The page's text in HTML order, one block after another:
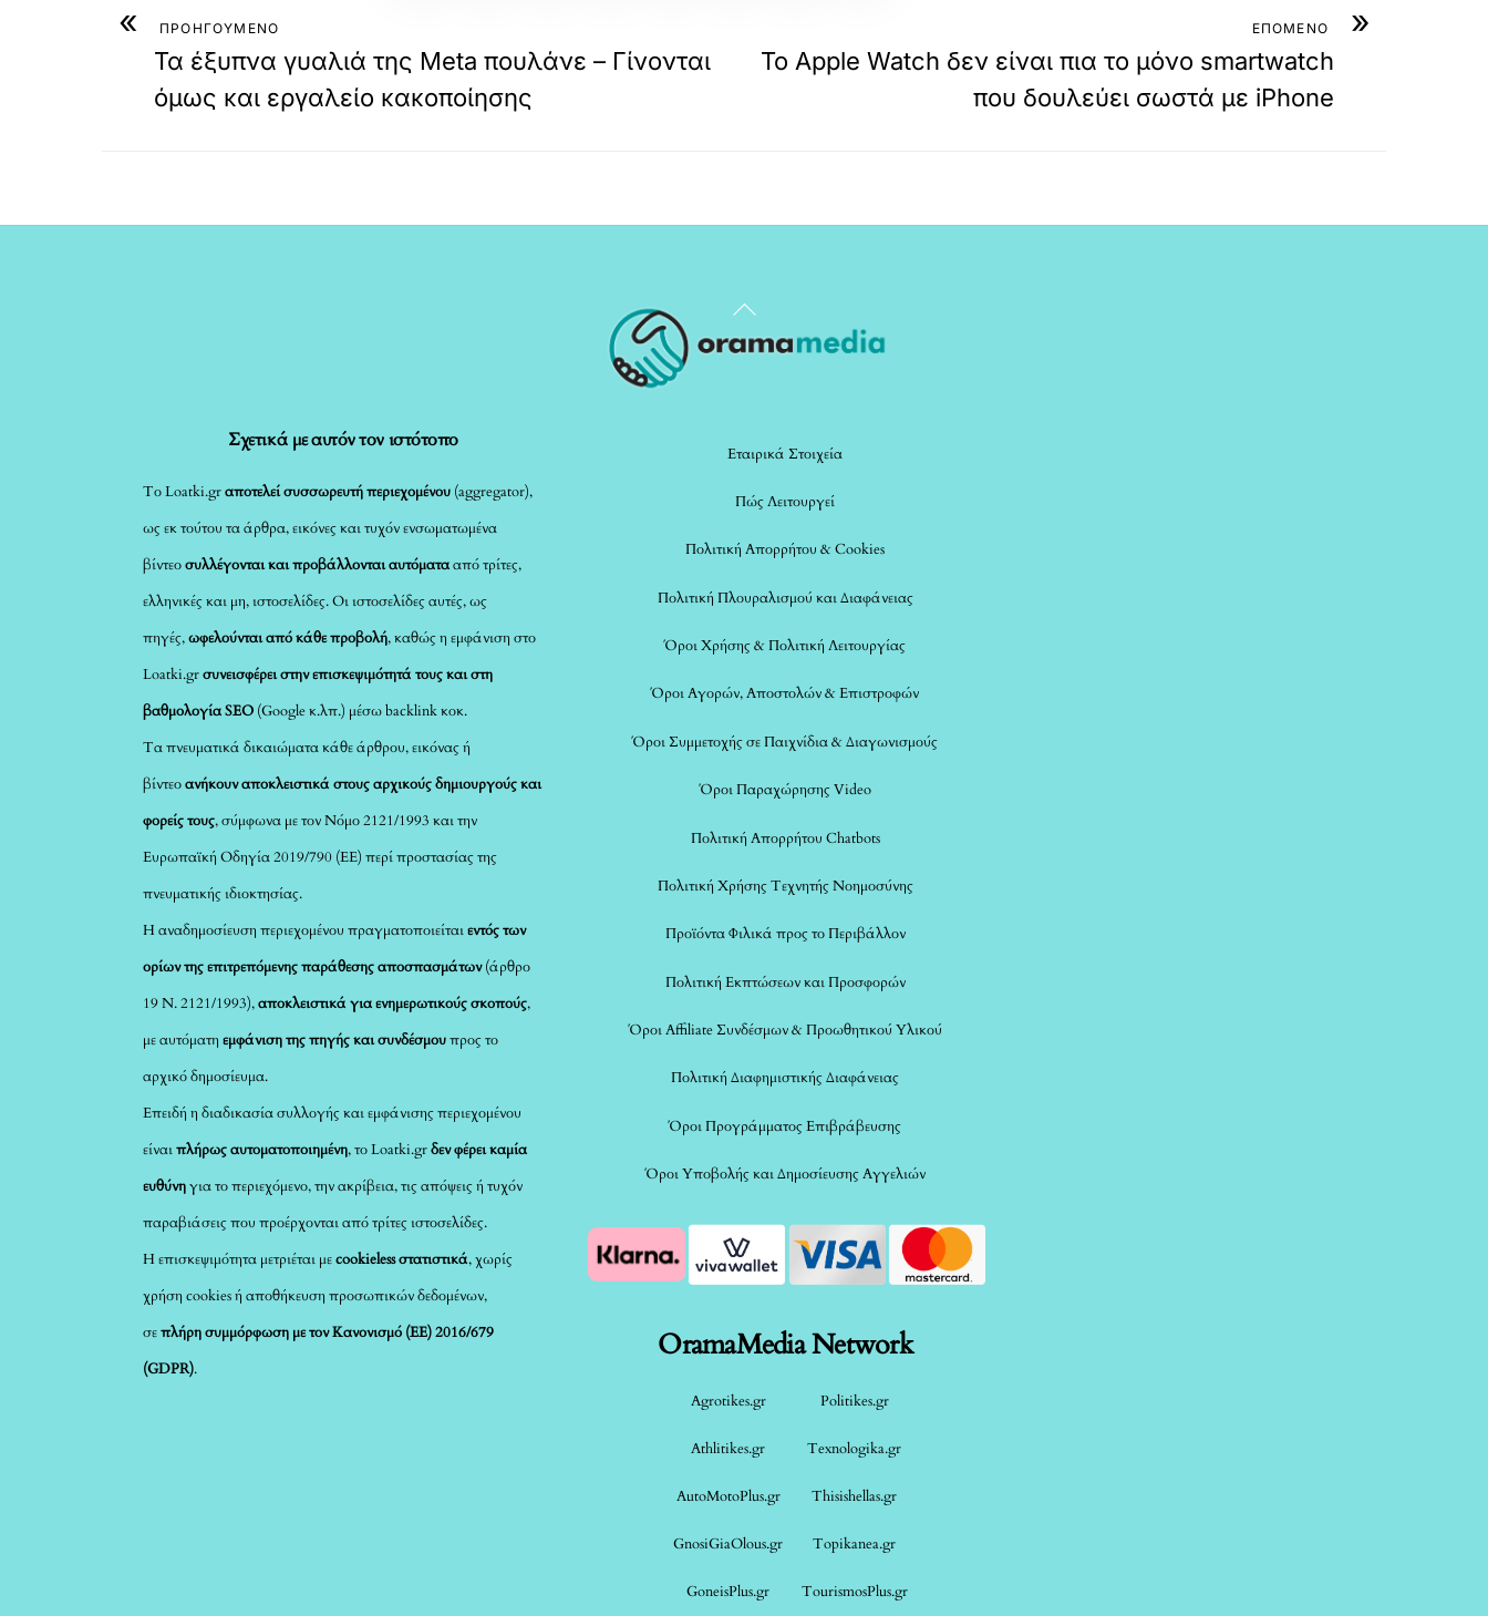
« ΠΡΟΗΓΟΥΜΕΝΟ
Τα έξυπνα γυαλιά της Meta πουλάνε – Γίνονται
όμως και εργαλείο κακοποίησης
»
ΕΠΟΜΕΝΟ
Το Apple Watch δεν είναι πια το μόνο smartwatch
που δουλεύει σωστά με iPhone
Back
To
Σχετικά με αυτόν τον ιστότοπο
Το Loatki.grαποτελεί συσσωρευτή περιεχομένου (aggregator),
ως εκ τούτου τα άρθρα, εικόνες και τυχόν ενσωματωμένα
βίντεοσυλλέγονται και προβάλλονται αυτόματααπό τρίτες,
ελληνικές και μη, ιστοσελίδες. Οι ιστοσελίδες αυτές, ως
πηγές,ωφελούνται από κάθε προβολή, καθώς η εμφάνιση στο
Loatki.grσυνεισφέρει στην επισκεψιμότητά τους και στη
βαθμολογία SEO (Google κ.λπ.) μέσω backlink κοκ.
Τα πνευματικά δικαιώματα κάθε άρθρου, εικόνας ή
βίντεοανήκουν αποκλειστικά στους αρχικούς δημιουργούς και
φορείς τους, σύμφωνα με τον Νόμο 2121/1993 και την
Ευρωπαϊκή Οδηγία 2019/790 (ΕΕ) περί προστασίας της
πνευματικής ιδιοκτησίας.
Η αναδημοσίευση περιεχομένου πραγματοποιείταιεντός των
ορίων της επιτρεπόμενης παράθεσης αποσπασμάτων(άρθρο
19 Ν. 2121/1993),αποκλειστικά για ενημερωτικούς σκοπούς,
με αυτόματηεμφάνιση της πηγής και συνδέσμουπρος το
αρχικό δημοσίευμα.
Επειδή η διαδικασία συλλογής και εμφάνισης περιεχομένου
είναιπλήρως αυτοματοποιημένη, το Loatki.grδεν φέρει καμία
ευθύνηγια το περιεχόμενο, την ακρίβεια, τις απόψεις ή τυχόν
παραβιάσεις που προέρχονται από τρίτες ιστοσελίδες.
Η επισκεψιμότητα μετριέται μεcookieless στατιστικά, χωρίς
χρήση cookies ή αποθήκευση προσωπικών δεδομένων,
σεπλήρη συμμόρφωση με τον Κανονισμό (ΕΕ) 2016/679
(GDPR).
Εταιρικά Στοιχεία
Πώς Λειτουργεί
Πολιτική Απορρήτου & Cookies
Πολιτική Πλουραλισμού και Διαφάνειας
Όροι Χρήσης & Πολιτική Λειτουργίας
Όροι Αγορών, Αποστολών & Επιστροφών
Όροι Συμμετοχής σε Παιχνίδια & Διαγωνισμούς
Όροι Παραχώρησης Video
Πολιτική Απορρήτου Chatbots
Πολιτική Χρήσης Τεχνητής Νοημοσύνης
Προϊόντα Φιλικά προς το Περιβάλλον
Πολιτική Εκπτώσεων και Προσφορών
Όροι Affiliate Συνδέσμων & Προωθητικού Υλικού
Πολιτική Διαφημιστικής Διαφάνειας
Όροι Προγράμματος Επιβράβευσης
Όροι Υποβολής και Δημοσίευσης Αγγελιών
OramaMedia Network
Agrotikes.gr Politikes.gr
Athlitikes.gr Texnologika.gr
AutoMotoPlus.gr Thisishellas.gr
GnosiGiaOlous.gr Topikanea.gr
GoneisPlus.gr TourismosPlus.gr